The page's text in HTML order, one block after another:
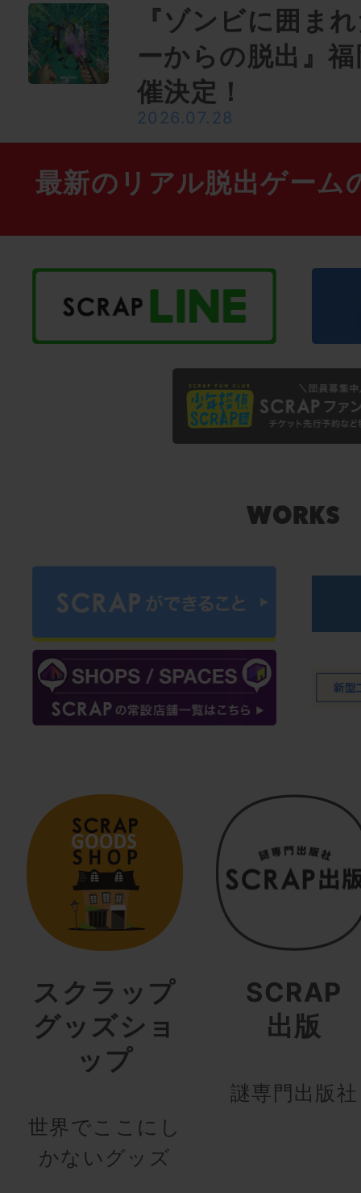
『ゾンビに囲ま
ーからの脱出』
催決定！
2026.07.28
最新のリアル脱出ゲーム
スクラップ
グッズショ
ップ
世界でここにし
かないグッズ
SCRAP
出版
謎専門出版社